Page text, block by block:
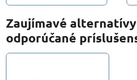
Zaujímavé
odporúčané